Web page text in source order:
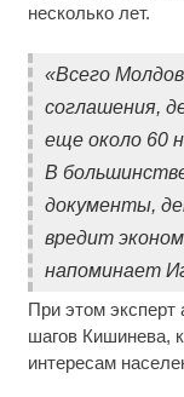
несколько лет.
«Всего
соглашения,
еще около 60
В
документы,
вредит
напоминает
При этом эксперт
шагов Кишинева,
интересам